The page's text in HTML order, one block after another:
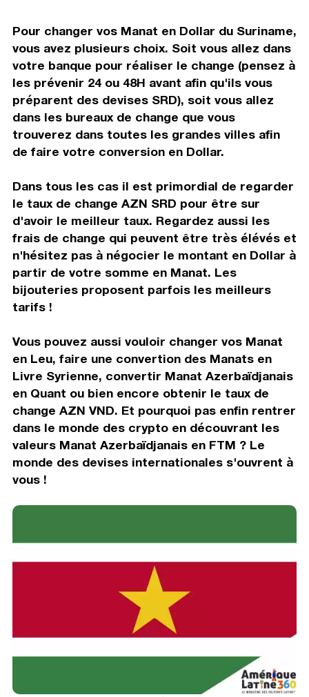
Pour changer vos Manat en Dollar du Suriname,
vous avez plusieurs choix. Soit vous allez dans
votre banque pour réaliser le change (pensez à
les prévenir 24 ou 48H avant afin qu'ils vous
préparent des devises SRD), soit vous allez
dans les bureaux de change que vous
trouverez dans toutes les grandes villes afin
de faire votre conversion en Dollar.
Dans tous les cas il est primordial de regarder
le taux de change AZN SRD pour être sur
d'avoir le meilleur taux. Regardez aussi les
frais de change qui peuvent être très élévés et
n'hésitez pas à négocier le montant en Dollar à
partir de votre somme en Manat. Les
bijouteries proposent parfois les meilleurs
tarifs !
Vous pouvez aussi vouloir changer vos Manat
en Leu, faire une convertion des Manats en
Livre Syrienne, convertir Manat Azerbaïdjanais
en Quant ou bien encore obtenir le taux de
change AZN VND. Et pourquoi pas enfin rentrer
dans le monde des crypto en découvrant les
valeurs Manat Azerbaïdjanais en FTM ? Le
monde des devises internationales s'ouvrent à
vous !